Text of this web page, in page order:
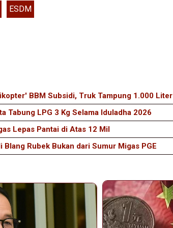
ESDM
BBM Subsidi, Truk Tampung 1.000 Liter
Tabung LPG 3 Kg Selama Iduladha 2026
Lepas Pantai di Atas 12 Mil
Rubek Bukan dari Sumur Migas PGE